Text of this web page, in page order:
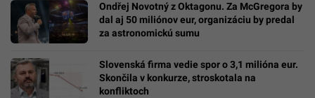
Ondřej Novotný z Oktagonu. Za McGregora by
dal aj 50 miliónov eur, organizáciu by predal
za astronomickú sumu
Slovenská firma vedie spor o 3,1 milióna eur.
Skončila v konkurze, stroskotala na
konfliktoch